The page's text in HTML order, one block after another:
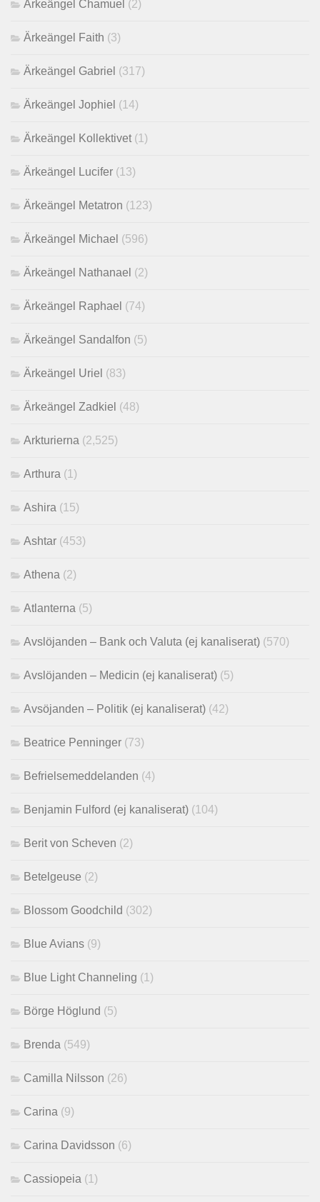
Ärkeängel Chamuel (2)
Ärkeängel Faith (3)
Ärkeängel Gabriel (317)
Ärkeängel Jophiel (14)
Ärkeängel Kollektivet (1)
Ärkeängel Lucifer (13)
Ärkeängel Metatron (123)
Ärkeängel Michael (596)
Ärkeängel Nathanael (2)
Ärkeängel Raphael (74)
Ärkeängel Sandalfon (5)
Ärkeängel Uriel (83)
Ärkeängel Zadkiel (48)
Arkturierna (2,525)
Arthura (1)
Ashira (15)
Ashtar (453)
Athena (2)
Atlanterna (5)
Avslöjanden – Bank och Valuta (ej kanaliserat) (570)
Avslöjanden – Medicin (ej kanaliserat) (5)
Avsöjanden – Politik (ej kanaliserat) (42)
Beatrice Penninger (73)
Befrielsemeddelanden (4)
Benjamin Fulford (ej kanaliserat) (104)
Berit von Scheven (2)
Betelgeuse (2)
Blossom Goodchild (302)
Blue Avians (9)
Blue Light Channeling (1)
Börge Höglund (5)
Brenda (549)
Camilla Nilsson (26)
Carina (9)
Carina Davidsson (6)
Cassiopeia (1)